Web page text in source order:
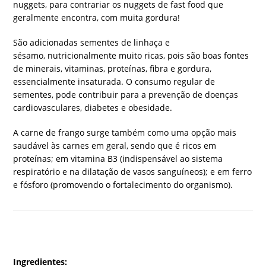
nuggets, para contrariar os nuggets de fast food que
geralmente encontra, com muita gordura!
São adicionadas sementes de linhaça e
sésamo, nutricionalmente muito ricas, pois são boas fontes
de minerais, vitaminas, proteínas, fibra e gordura,
essencialmente insaturada. O consumo regular de
sementes, pode contribuir para a prevenção de doenças
cardiovasculares, diabetes e obesidade.
A carne de frango surge também como uma opção mais
saudável às carnes em geral, sendo que é ricos em
proteínas; em vitamina B3 (indispensável ao sistema
respiratório e na dilatação de vasos sanguíneos); e em ferro
e fósforo (promovendo o fortalecimento do organismo).
Ingredientes: